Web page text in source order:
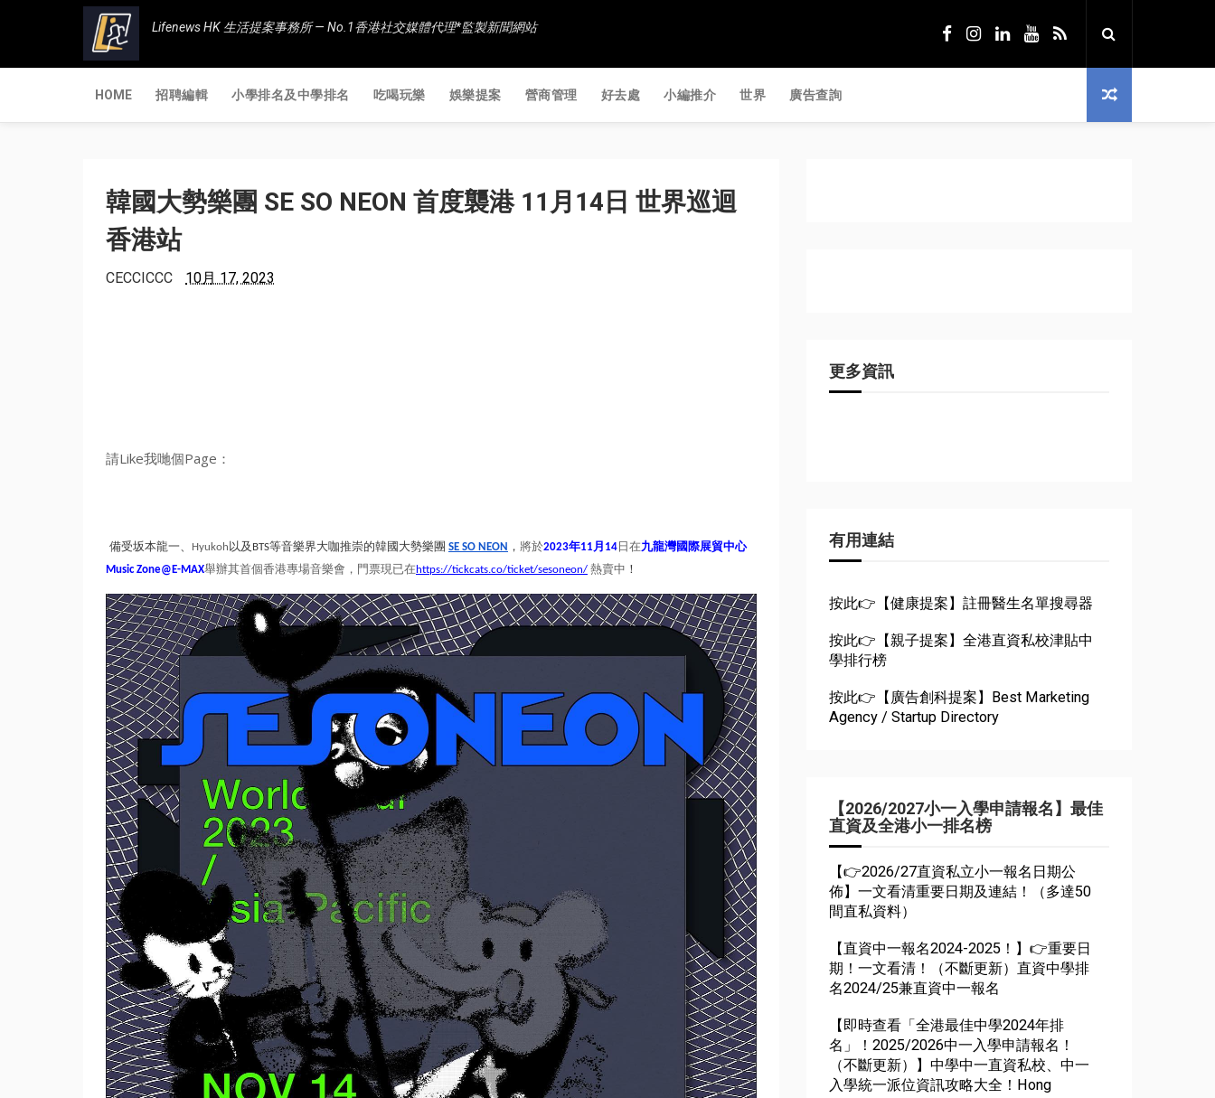
Lifenews HK 生活提案事務所 — No.1香港社交媒體代理*監製新聞網站
HOME 招聘編輯 小學排名及中學排名 吃喝玩樂 娛樂提案 營商管理 好去處 小編推介 世界 廣告查詢
韓國大勢樂團 SE SO NEON 首度襲港 11月14日 世界巡迴
香港站
CECCICCC 10月 17, 2023
請Like我哋個Page：
備受坂本龍一、 Hyukoh 以及BTS等音樂界大咖推崇的韓國大勢樂團 SE SO NEON ， 將於2023年11月14 日在九龍灣國際展貿中心
Music Zone@E-MAX舉辦其首個香港專場音樂會，門票現已在 https://tickcats.co/ticket/sesoneon/ 熱賣中 ！
更多資訊
有用連結
按此👉【健康提案】註冊醫生名單搜尋器
按此👉【親子提案】全港直資私校津貼中
學排行榜
按此👉【廣告創科提案】Best Marketing
Agency / Startup Directory
【2026/2027小一入學申請報名】最佳
直資及全港小一排名榜
【👉2026/27直資私立小一報名日期公
佈】一文看清重要日期及連結！（多達50
間直私資料）
【直資中一報名2024-2025！】👉重要日
期！一文看清！（不斷更新）直資中學排
名2024/25兼直資中一報名
【即時查看「全港最佳中學2024年排
名」！2025/2026中一入學申請報名！
（不斷更新）】中學中一直資私校、中一
入學統一派位資訊攻略大全！Hong